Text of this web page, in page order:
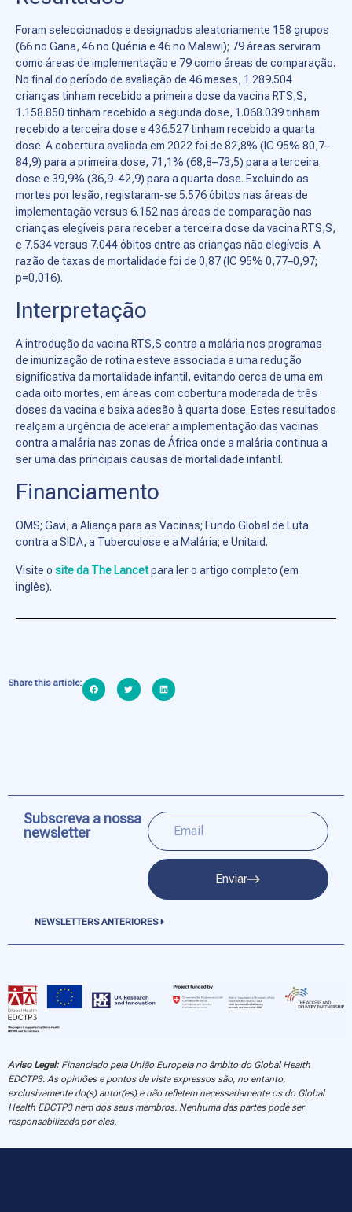
Foram seleccionados e designados aleatoriamente 158 grupos
(66 no Gana, 46 no Quénia e 46 no Malawi); 79 áreas serviram
como áreas de implementação e 79 como áreas de comparação.
No final do período de avaliação de 46 meses, 1.289.504
crianças tinham recebido a primeira dose da vacina RTS,S,
1.158.850 tinham recebido a segunda dose, 1.068.039 tinham
recebido a terceira dose e 436.527 tinham recebido a quarta
dose. A cobertura avaliada em 2022 foi de 82,8% (IC 95% 80,7–
84,9) para a primeira dose, 71,1% (68,8–73,5) para a terceira
dose e 39,9% (36,9–42,9) para a quarta dose. Excluindo as
mortes por lesão, registaram-se 5.576 óbitos nas áreas de
implementação versus 6.152 nas áreas de comparação nas
crianças elegíveis para receber a terceira dose da vacina RTS,S,
e 7.534 versus 7.044 óbitos entre as crianças não elegíveis. A
razão de taxas de mortalidade foi de 0,87 (IC 95% 0,77–0,97;
p=0,016).
Interpretação
A introdução da vacina RTS,S contra a malária nos programas
de imunização de rotina esteve associada a uma redução
significativa da mortalidade infantil, evitando cerca de uma em
cada oito mortes, em áreas com cobertura moderada de três
doses da vacina e baixa adesão à quarta dose. Estes resultados
realçam a urgência de acelerar a implementação das vacinas
contra a malária nas zonas de África onde a malária continua a
ser uma das principais causas de mortalidade infantil.
Financiamento
OMS; Gavi, a Aliança para as Vacinas; Fundo Global de Luta
contra a SIDA, a Tuberculose e a Malária; e Unitaid.
Visite o site da The Lancetpara ler o artigo completo (em
inglês).
Share this article:
Subscreva a nossa
newsletter
Enviar
NEWSLETTERS ANTERIORES
Aviso Legal:Financiado pela União Europeia no âmbito do Global Health
EDCTP3. As opiniões e pontos de vista expressos são, no entanto,
exclusivamente do(s) autor(es) e não refletem necessariamente os do Global
Health EDCTP3 nem dos seus membros. Nenhuma das partes pode ser
responsabilizada por eles.